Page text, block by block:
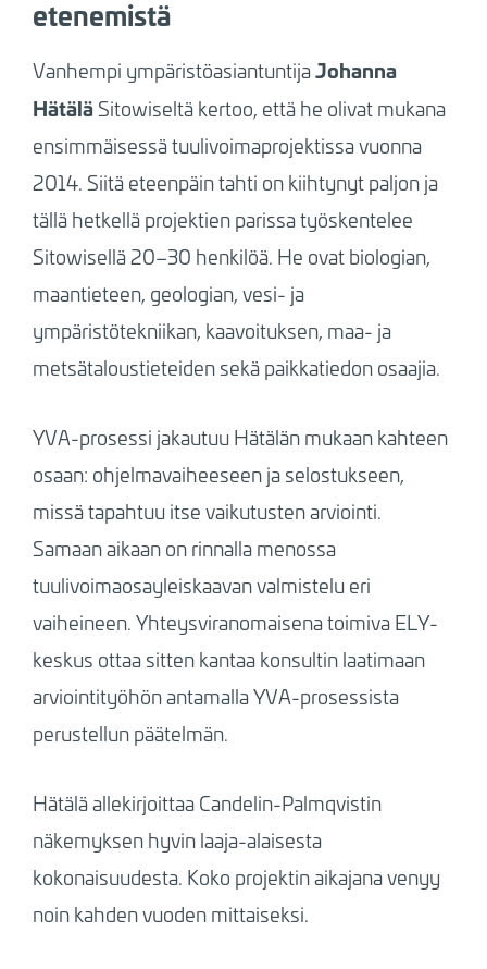
etenemistä
Vanhempi ympäristöasiantuntijaJohanna
HätäläSitowiseltä kertoo, että he olivat mukana
ensimmäisessä tuulivoimaprojektissa vuonna
2014. Siitä eteenpäin tahti on kiihtynyt paljon ja
tällä hetkellä projektien parissa työskentelee
Sitowisellä 20–30 henkilöä. He ovat biologian,
maantieteen, geologian, vesi- ja
ympäristötekniikan, kaavoituksen, maa- ja
metsätaloustieteiden sekä paikkatiedon osaajia.
YVA-prosessi jakautuu Hätälän mukaan kahteen
osaan: ohjelmavaiheeseen ja selostukseen,
missä tapahtuu itse vaikutusten arviointi.
Samaan aikaan on rinnalla menossa
tuulivoimaosayleiskaavan valmistelu eri
vaiheineen. Yhteysviranomaisena toimiva ELY-
keskus ottaa sitten kantaa konsultin laatimaan
arviointityöhön antamalla YVA-prosessista
perustellun päätelmän.
Hätälä allekirjoittaa Candelin-Palmqvistin
näkemyksen hyvin laaja-alaisesta
kokonaisuudesta. Koko projektin aikajana venyy
noin kahden vuoden mittaiseksi.